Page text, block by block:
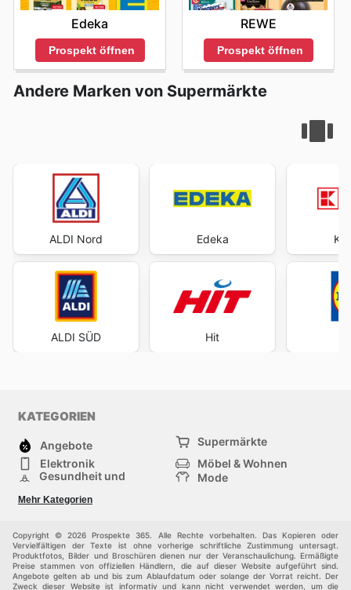
Edeka
Prospekt öffnen
REWE
Prospekt öffnen
Andere Marken von Supermärkte
ALDI Nord
ALDI SÜD
Edeka
Hit
KATEGORIEN
Angebote
Supermärkte
Elektronik
Möbel & Wohnen
Gesundheit und
Mode
Sportartikel und
Sportbekleidung
Einkaufzentren
Andere
Mehr Kategorien
Copyright © 2026 Prospekte 365. Alle Rechte vorbehalten. Das Kopieren oder
Vervielfältigen der Texte ist ohne vorherige schriftliche Zustimmung untersagt.
Produktfotos, Bilder und Broschüren dienen nur der Veranschaulichung. Ermäßigte
Preise stammen von offiziellen Händlern, die auf dieser Website aufgeführt sind.
Angebote gelten ab und bis zum Ablaufdatum oder solange der Vorrat reicht. Der
Zweck dieser Website ist informativ und kann nicht verwendet werden, um die